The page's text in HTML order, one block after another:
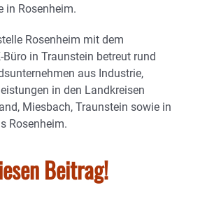
in Rosenheim.
Rosenheim mit dem
in Traunstein betreut rund
aus Industrie,
in den Landkreisen
Miesbach, Traunstein sowie in
Rosenheim.
Beitrag!